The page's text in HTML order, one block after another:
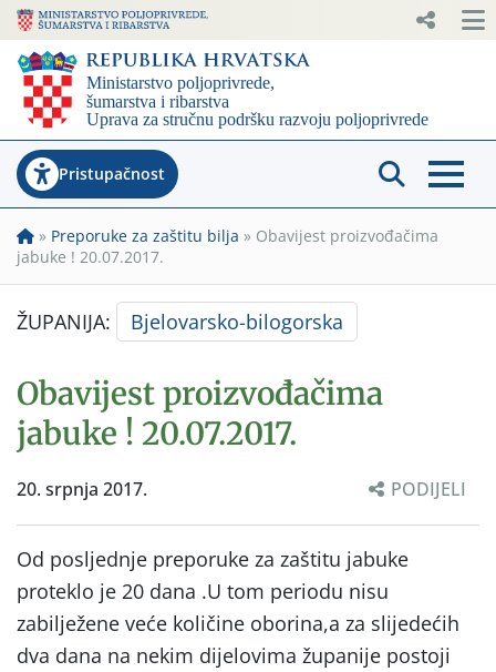
Pristupačnost
» Preporuke za zaštitu bilja » Obavijest proizvođačima
jabuke ! 20.07.2017.
ŽUPANIJA: Bjelovarsko-bilogorska
Obavijest proizvođačima
jabuke ! 20.07.2017.
20. srpnja 2017. PODIJELI
Od posljednje preporuke za zaštitu jabuke
proteklo je 20 dana .U tom periodu nisu
zabilježene veće količine oborina,a za slijedećih
dva dana na nekim dijelovima županije postoji